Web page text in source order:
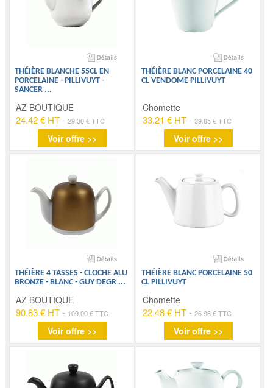
THÉIÈRE BLANCHE 55CL EN
PORCELAINE - PILLIVUYT -
SANCER ...
AZ BOUTIQUE
24.42 € HT -29.30 € TTC
Voir offre >>
THÉIÈRE BLANC PORCELAINE 40
CL VENDOME PILLIVUYT
Chomette
33.21 € HT- 39.85 € TTC
Voir offre >>
THÉIÈRE 4 TASSES - CLOCHE ALU
BRONZE - BLANC - GUY DEGR ...
AZ BOUTIQUE
90.83 € HT - 109.00 € TTC
Voir offre >>
THÉIÈRE BLANC PORCELAINE 50
CL PILLIVUYT
Chomette
22.48 € HT- 26.98 € TTC
Voir offre >>